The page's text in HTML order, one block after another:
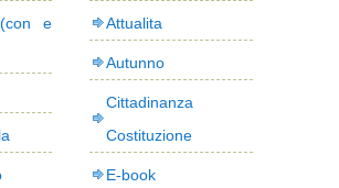
e
Attualita
Autunno
Cittadinanza
Costituzione
E-book